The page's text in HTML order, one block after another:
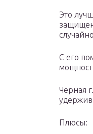
Это
С его
Черная
Плюсы: